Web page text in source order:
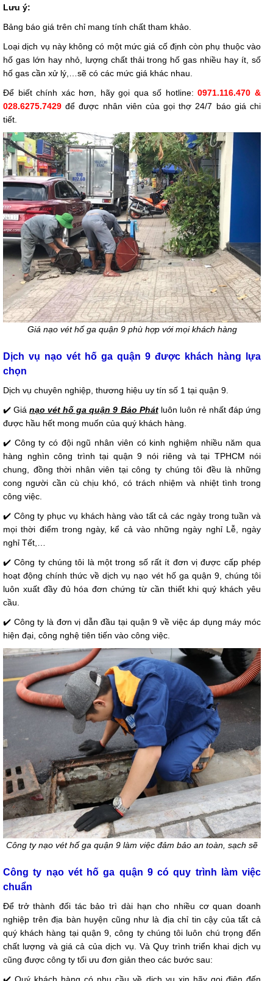
Lưu ý:
Bảng báo giá trên chỉ mang tính chất tham khảo.
Loại dịch vụ này không có một mức giá cố định còn phụ thuộc vào
hố gas lớn hay nhỏ, lượng chất thải trong hố gas nhiều hay ít, số
hố gas cần xử lý,…sẽ có các mức giá khác nhau.
Để biết chính xác hơn, hãy gọi qua số hotline:0971.116.470 &
028.6275.7429 để được nhân viên của gọi thợ 24/7 báo giá chi
tiết.
Giá nạo vét hố ga quận 9 phù hợp với mọi khách hàng
Dịch vụ nạo vét hố ga quận 9 được khách hàng lựa
chọn
Dịch vụ chuyên nghiệp, thương hiệu uy tín số 1 tại quận 9.
✔️ Giánạo vét hố ga quận 9 Bảo Phátluôn luôn rẻ nhất đáp ứng
được hầu hết mong muốn của quý khách hàng.
✔️ Công ty có đội ngũ nhân viên có kinh nghiệm nhiều năm qua
hàng nghìn công trình tại quận 9 nói riêng và tại TPHCM nói
chung, đồng thời nhân viên tại công ty chúng tôi đều là những
cong người cần cù chịu khó, có trách nhiệm và nhiệt tình trong
công việc.
✔️ Công ty phục vụ khách hàng vào tất cả các ngày trong tuần và
mọi thời điểm trong ngày, kể cả vào những ngày nghỉ Lễ, ngày
nghỉ Tết,…
✔️ Công ty chúng tôi là một trong số rất ít đơn vị được cấp phép
hoạt động chính thức về dịch vụ nạo vét hố ga quận 9, chúng tôi
luôn xuất đầy đủ hóa đơn chứng từ cần thiết khi quý khách yêu
cầu.
✔️ Công ty là đơn vị dẫn đầu tại quận 9 về việc áp dụng máy móc
hiện đại, công nghệ tiên tiến vào công việc.
Công ty nạo vét hố ga quận 9 làm việc đảm bảo an toàn, sạch sẽ
Công ty nạo vét hố ga quận 9 có quy trình làm việc
chuẩn
Để trở thành đối tác bảo trì dài hạn cho nhiều cơ quan doanh
nghiệp trên địa bàn huyện cũng như là địa chỉ tin cậy của tất cả
quý khách hàng tại quận 9, công ty chúng tôi luôn chú trọng đến
chất lượng và giá cả của dịch vụ. Và Quy trình triển khai dịch vụ
cũng được công ty tối ưu đơn giản theo các bước sau: